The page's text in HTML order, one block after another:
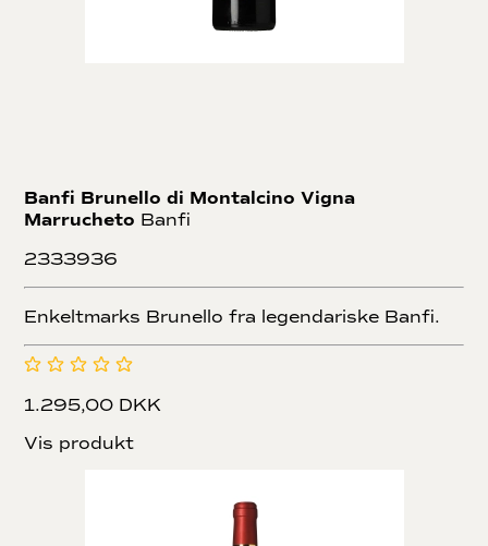
Banfi Brunello di Montalcino Vigna
Marrucheto Banfi
2333936
Enkeltmarks Brunello fra legendariske Banfi.
1.295,00 DKK
Vis produkt